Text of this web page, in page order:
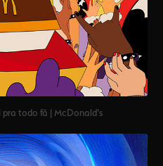
todo fã | McDonald's